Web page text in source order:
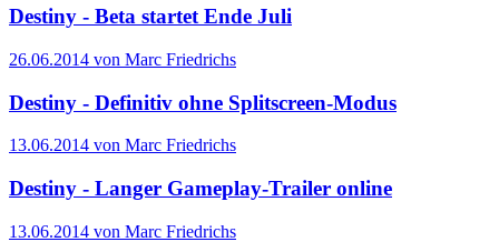
Destiny - Beta startet Ende Juli
26.06.2014 von Marc Friedrichs
Destiny - Definitiv ohne Splitscreen-Modus
13.06.2014 von Marc Friedrichs
Destiny - Langer Gameplay-Trailer online
13.06.2014 von Marc Friedrichs